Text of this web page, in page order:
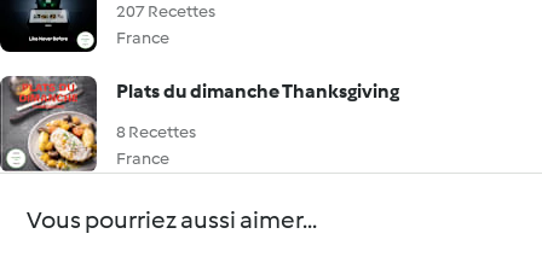
207 Recettes
France
Plats du dimanche Thanksgiving
8 Recettes
France
Vous pourriez aussi aimer...